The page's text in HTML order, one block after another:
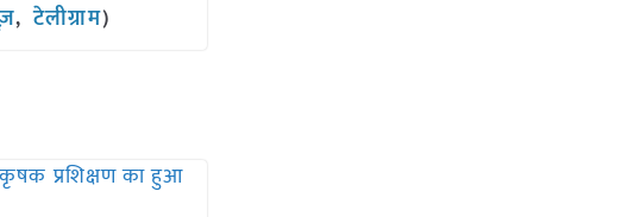
,टेलीग्राम)